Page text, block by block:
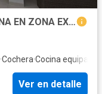
ALQUILER GRAN CASA CON PISCINA EN ZONA EXCLUSIVA - URB LOMA BLANCA
·Cochera·Cocina equipada
Ver en detalle